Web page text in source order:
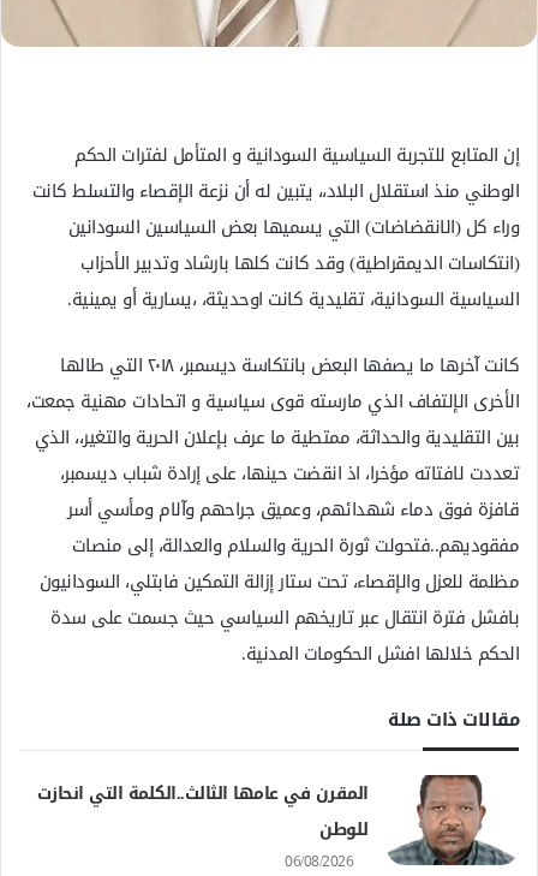
إن المتابع للتجربة السياسية السودانية و المتأمل لفترات الحكم
الوطني منذ استقلال البلاد،، يتبين له أن نزعة الإقصاء والتسلط كانت
وراء كل (الانقضاضات) التي يسميها بعض السياسين السودانين
(انتكاسات الديمقراطية) وقد كانت كلها بارشاد وتدبير الأحزاب
السياسية السودانية، تقليدية كانت اوحديثة، ،يسارية أو يمينية.
كانت آخرها ما يصفها البعض بانتكاسة ديسمبر، ٢٠١٨ التي طالها
الأخرى الإلتفاف الذي مارسته قوى سياسية و اتحادات مهنية جمعت،
بين التقليدية والحداثة، ممتطية ما عرف بإعلان الحرية والتغير،، الذي
تعددت لافتاته مؤخرا، اذ انقضت حينها، على إرادة شباب ديسمبر،
قافزة فوق دماء شهدائهم، وعميق جراحهم وآلام ومأسي أسر
مفقوديهم..فتحولت ثورة الحرية والسلام والعدالة، إلى منصات
مظلمة للعزل والإقصاء، تحت ستار إزالة التمكين فابتلي، السودانيون
بافشل فترة انتقال عبر تاريخهم السياسي حيث جسمت على سدة
الحكم خلالها افشل الحكومات المدنية.
مقالات ذات صلة
المقرن في عامها الثالث..الكلمة التي انحازت
للوطن
06/08/2026